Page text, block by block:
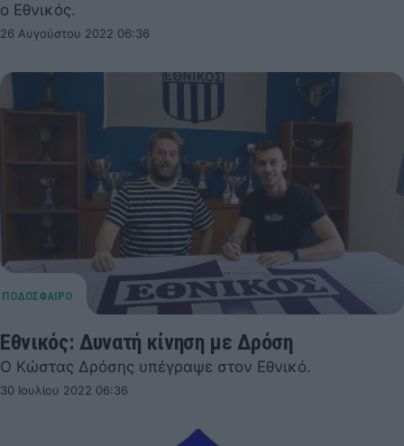
ο Εθνικός.
26 Αυγούστου 2022 06:36
Εθνικός: Δυνατή κίνηση με Δρόση
Ο Κώστας Δρόσης υπέγραψε στον Εθνικό.
30 Ιουλίου 2022 06:36